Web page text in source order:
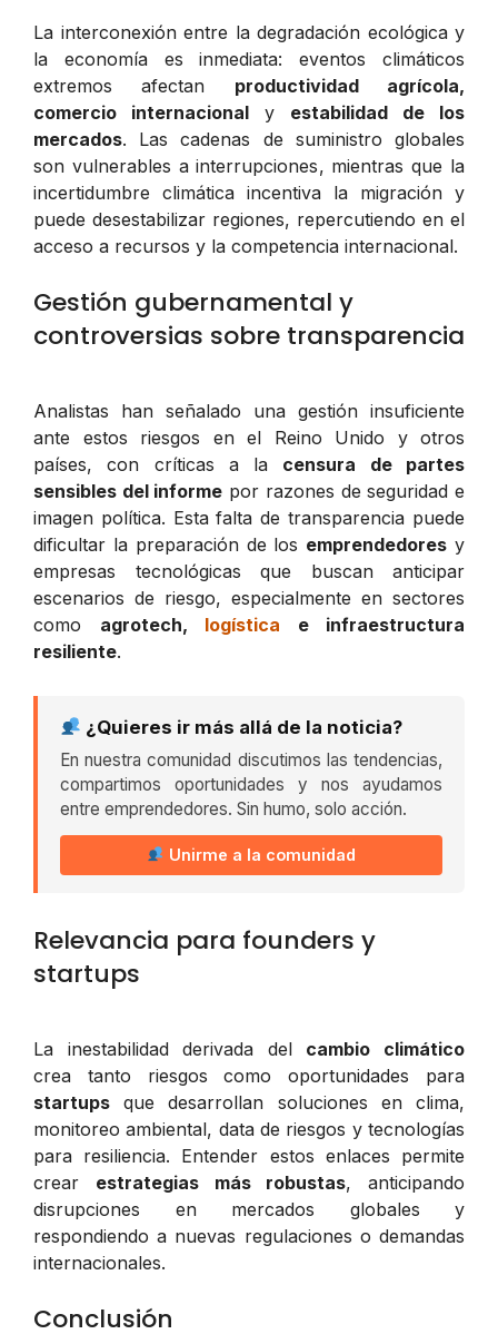
La interconexión entre la degradación ecológica y
la economía es inmediata: eventos climáticos
extremos afectan productividad agrícola,
comercio internacional y estabilidad de los
mercados. Las cadenas de suministro globales
son vulnerables a interrupciones, mientras que la
incertidumbre climática incentiva la migración y
puede desestabilizar regiones, repercutiendo en el
acceso a recursos y la competencia internacional.
Gestión gubernamental y
controversias sobre transparencia
Analistas han señalado una gestión insuficiente
ante estos riesgos en el Reino Unido y otros
países, con críticas a la censura de partes
sensibles del informe por razones de seguridad e
imagen política. Esta falta de transparencia puede
dificultar la preparación de los emprendedores y
empresas tecnológicas que buscan anticipar
escenarios de riesgo, especialmente en sectores
como agrotech, logística e infraestructura
resiliente.
¿Quieres ir más allá de la noticia?
En nuestra comunidad discutimos las tendencias,
compartimos oportunidades y nos ayudamos
entre emprendedores. Sin humo, solo acción.
Unirme a la comunidad
Relevancia para founders y
startups
La inestabilidad derivada del cambio climático
crea tanto riesgos como oportunidades para
startups que desarrollan soluciones en clima,
monitoreo ambiental, data de riesgos y tecnologías
para resiliencia. Entender estos enlaces permite
crear estrategias más robustas, anticipando
disrupciones en mercados globales y
respondiendo a nuevas regulaciones o demandas
internacionales.
Conclusión